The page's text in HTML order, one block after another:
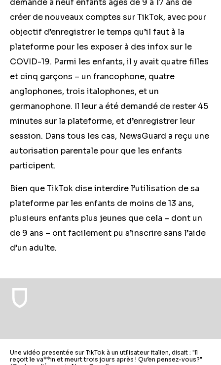
demandé à neuf enfants âgés de 9 à 17 ans de
créer de nouveaux comptes sur TikTok, avec pour
objectif d’enregistrer le temps qu’il faut à la
plateforme pour les exposer à des infox sur le
COVID-19. Parmi les enfants, il y avait quatre filles
et cinq garçons – un francophone, quatre
anglophones, trois italophones, et un
germanophone. Il leur a été demandé de rester 45
minutes sur la plateforme, et d’enregistrer leur
session. Dans tous les cas, NewsGuard a reçu une
autorisation parentale pour que les enfants
participent.
Bien que TikTok dise interdire l’utilisation de sa
plateforme par les enfants de moins de 13 ans,
plusieurs enfants plus jeunes que cela – dont un
de 9 ans – ont facilement pu s’inscrire sans l’aide
d’un adulte.
Une vidéo presentée sur TikTok à un utilisateur italien, disait : "Il
reçoit le va**in et meurt trois jours après ! Qu’en pensez-vous?"